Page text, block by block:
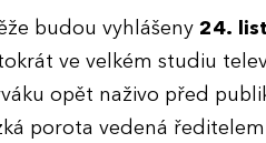
budou vyhlášeny 24.
ve velkém studiu
opět naživo před
porota vedená